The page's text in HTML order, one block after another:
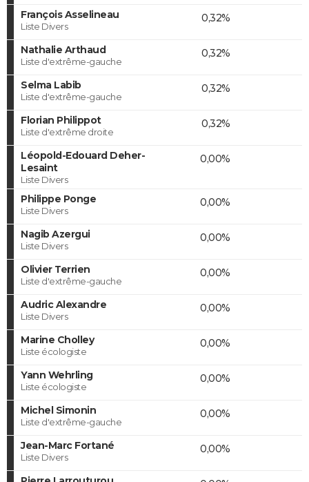
François Asselineau
Liste Divers
0,32%
Nathalie Arthaud
Liste d'extrême-gauche
0,32%
Selma Labib
Liste d'extrême-gauche
0,32%
Florian Philippot
Liste d'extrême droite
0,32%
Léopold-Edouard Deher-
Lesaint
Liste Divers
0,00%
Philippe Ponge
Liste Divers
0,00%
Nagib Azergui
Liste Divers
0,00%
Olivier Terrien
Liste d'extrême-gauche
0,00%
Audric Alexandre
Liste Divers
0,00%
Marine Cholley
Liste écologiste
0,00%
Yann Wehrling
Liste écologiste
0,00%
Michel Simonin
Liste d'extrême-gauche
0,00%
Jean-Marc Fortané
Liste Divers
0,00%